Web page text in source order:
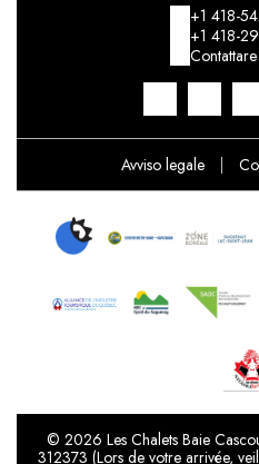
+1 418-
+1 418-
Avviso legale
© 2026 Les Chalets Baie
312373 (Lors de votre arrivée,